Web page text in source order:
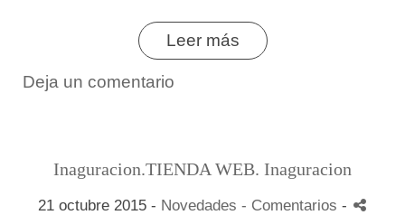
Leer más
Deja un comentario
Inaguracion.TIENDA WEB. Inaguracion
21 octubre 2015 - Novedades - Comentarios -